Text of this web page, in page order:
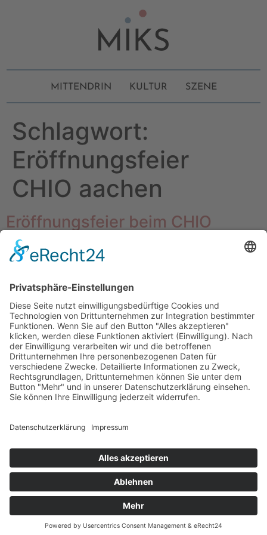
MITTENDRIN KULTUR SZENE
Schlagwort:
Eröffnungsfeier
CHIO aachen
Eröffnungsfeier beim CHIO
Aachen 2023
Wenn am Dienstag, 27. Juni 2023, ab 20 Uhr 40.000
Augenpaare im Hauptstadion gebannt das Geschehen
Bühne frei für die Eröffnungsfeier beim CHIO Aachen!
Nicht ohne Grund. Denn Großbritannien ist das
Partnerland des diesjährigen Weltfests des […]
Datenschutzerklärung
© MIKS Magazin 2026